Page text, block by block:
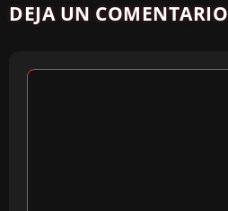
DEJA UN COMENTARIO